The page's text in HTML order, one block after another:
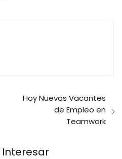
Hoy Nuevas Vacantes
de Empleo en
Teamwork
Interesar